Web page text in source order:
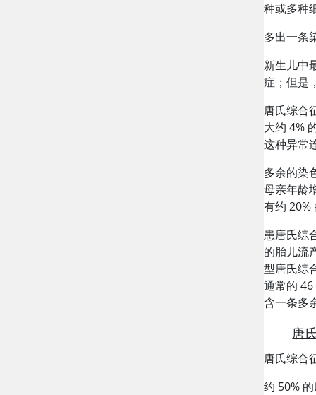
种或多种
多出一条
新生儿中
症；但是
唐氏综合
大约 4%
这种异常
多余的染
母亲年龄
有约 20%
患唐氏综
的胎儿流
型唐氏综
通常的
含一条多
唐
唐氏综合
约 50%